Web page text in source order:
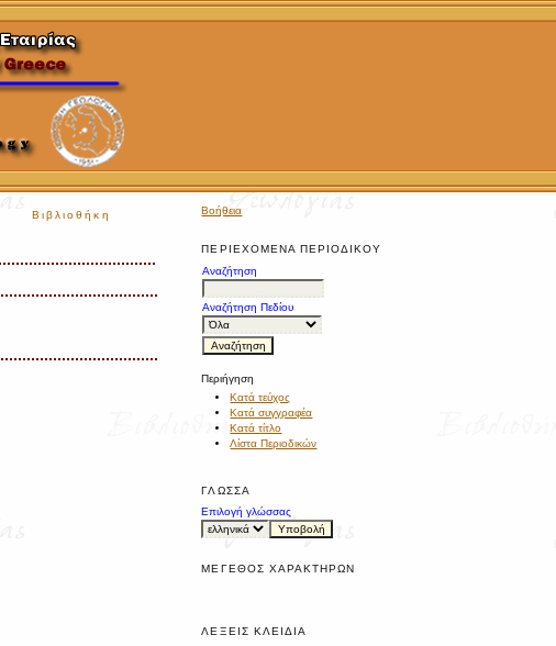
Βοήθεια
ΠΕΡΙΕΧΌΜΕΝΑ ΠΕΡΙΟΔΙΚΟΎ
Αναζήτηση
Αναζήτηση Πεδίου
Περιήγηση
Κατά τεύχος
Κατά συγγραφέα
Κατά τίτλο
Λίστα Περιοδικών
ΓΛΏΣΣΑ
Επιλογή γλώσσας
ΜΈΓΕΘΟΣ ΧΑΡΑΚΤΉΡΩΝ
ΛΈΞΕΙΣ ΚΛΕΙΔΙΆ
Βιβλιοθήκη